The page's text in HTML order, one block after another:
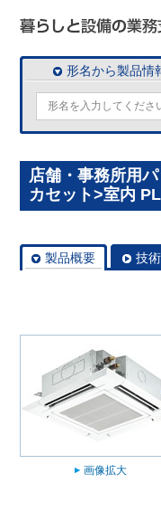
形名から製品情
店舗・事務所用
カセット>室内
製品概要 技
画像拡大